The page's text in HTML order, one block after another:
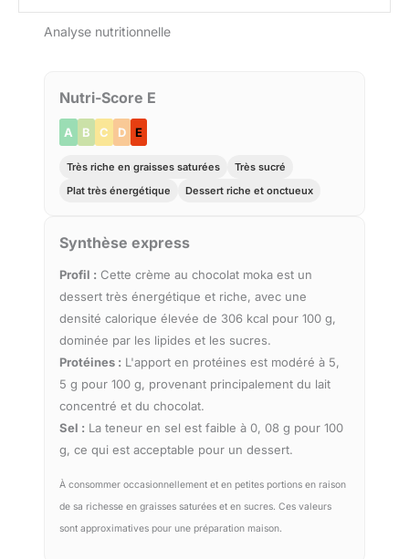
Analyse nutritionnelle
Nutri-Score E
A B C D E
Très riche en graisses saturées
Très sucré
Plat très énergétique
Dessert riche et onctueux
Synthèse express
Profil : Cette crème au chocolat moka est un
dessert très énergétique et riche, avec une
densité calorique élevée de 306 kcal pour 100 g,
dominée par les lipides et les sucres.
Protéines : L'apport en protéines est modéré à 5,
5 g pour 100 g, provenant principalement du lait
concentré et du chocolat.
Sel : La teneur en sel est faible à 0, 08 g pour 100
g, ce qui est acceptable pour un dessert.
À consommer occasionnellement et en petites portions en raison
de sa richesse en graisses saturées et en sucres. Ces valeurs
sont approximatives pour une préparation maison.